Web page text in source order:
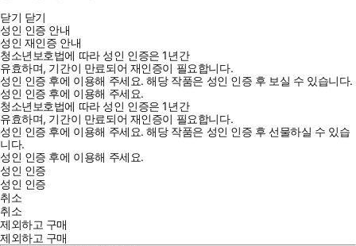
닫기 닫기
성인 인증 안내
성인 재인증 안내
청소년보호법에 따라 성인 인증은 1년간
유효하며, 기간이 만료되어 재인증이 필요합니다.
성인 인증 후에 이용해 주세요.해당 작품은 성인 인증 후 보실 수 있습니다.
성인 인증 후에 이용해 주세요.
청소년보호법에 따라 성인 인증은 1년간
유효하며, 기간이 만료되어 재인증이 필요합니다.
성인 인증 후에 이용해 주세요.해당 작품은 성인 인증 후 선물하실 수 있습
니다.
성인 인증 후에 이용해 주세요.
성인 인증
성인 인증
취소
취소
제외하고 구매
제외하고 구매